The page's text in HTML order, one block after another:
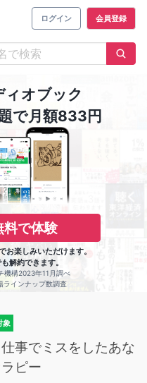
ログイン 会員登録
ィオブック
で月額833円
で体験
楽しみいただけます。
解約できます。
機構2023年11月調べ
ラインナップ数調査
象
事でミスをしたあな
ピー